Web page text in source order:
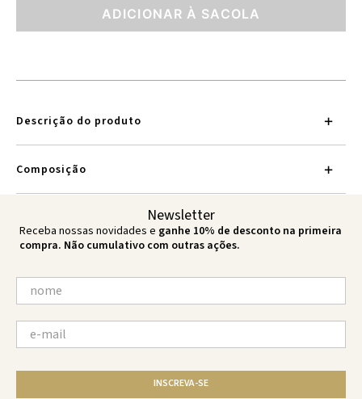
ADICIONAR À SACOLA
Descrição do produto
Composição
Newsletter
Receba nossas novidades e ganhe 10% de desconto na primeira
compra. Não cumulativo com outras ações.
INSCREVA-SE